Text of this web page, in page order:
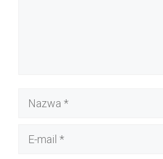
Nazwa